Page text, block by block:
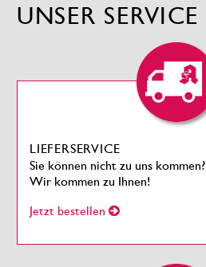
UNSER SERVICE
LIEFERSERVICE
Sie können nicht zu uns kommen?
Wir kommen zu Ihnen!
Jetzt bestellen